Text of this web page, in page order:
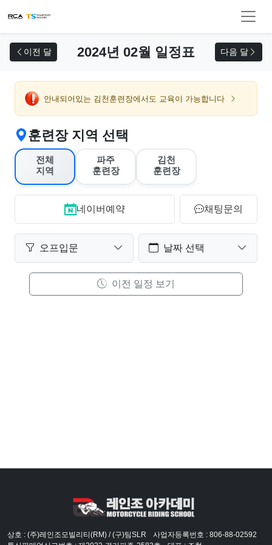
이전 달 2024년 02월 일정표 다음 달
안내되어있는 김천훈련장에서도 교육이 가능합니다
훈련장 지역 선택
전체
지역
파주
훈련장
김천
훈련장
네이버예약 채팅문의
오프입문 날짜 선택
이전 일정 보기
상호 : (주)레인조모빌리티(RM) / (구)팀SLR
사업자등록번호 : 806-88-02592